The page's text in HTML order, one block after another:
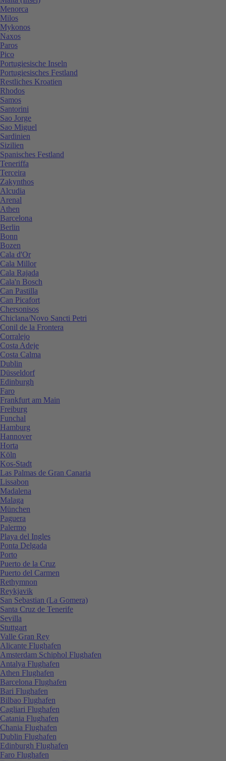
Menorca
Milos
Mykonos
Naxos
Paros
Pico
Portugiesische Inseln
Portugiesisches Festland
Restliches Kroatien
Rhodos
Samos
Santorini
Sao Jorge
Sao Miguel
Sardinien
Sizilien
Spanisches Festland
Teneriffa
Terceira
Zakynthos
Alcudia
Arenal
Athen
Barcelona
Berlin
Bonn
Bozen
Cala d'Or
Cala Millor
Cala Rajada
Cala'n Bosch
Can Pastilla
Can Picafort
Chersonisos
Chiclana/Novo Sancti Petri
Conil de la Frontera
Corralejo
Costa Adeje
Costa Calma
Dublin
Düsseldorf
Edinburgh
Faro
Frankfurt am Main
Freiburg
Funchal
Hamburg
Hannover
Horta
Köln
Kos-Stadt
Las Palmas de Gran Canaria
Lissabon
Madalena
Malaga
München
Paguera
Palermo
Playa del Ingles
Ponta Delgada
Porto
Puerto de la Cruz
Puerto del Carmen
Rethymnon
Reykjavik
San Sebastian (La Gomera)
Santa Cruz de Tenerife
Sevilla
Stuttgart
Valle Gran Rey
Alicante Flughafen
Amsterdam Schiphol Flughafen
Antalya Flughafen
Athen Flughafen
Barcelona Flughafen
Bari Flughafen
Bilbao Flughafen
Cagliari Flughafen
Catania Flughafen
Chania Flughafen
Dublin Flughafen
Edinburgh Flughafen
Faro Flughafen